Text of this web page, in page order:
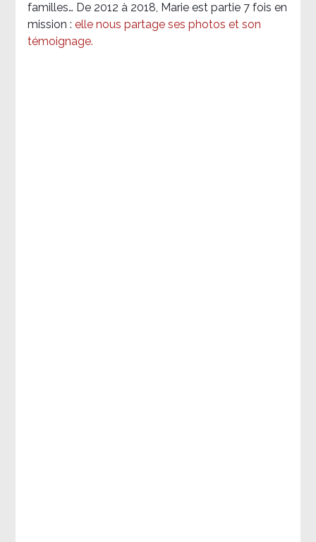
familles… De 2012 à 2018, Marie est partie 7 fois en
mission : elle nous partage ses photos et son
témoignage.